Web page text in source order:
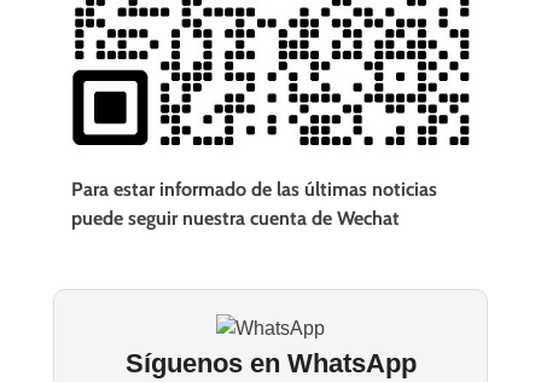
Para estar informado de las últimas noticias
puede seguir nuestra cuenta de Wechat
Síguenos en WhatsApp